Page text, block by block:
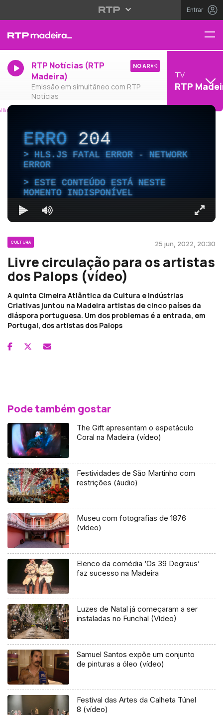
Entrar
RTP Notícias (RTP
Madeira)
Emissão em simultâneo com RTP
Notícias
NO AR
TV
RTP
ERRO204
HLS.JS FATAL ERROR - NETWORK
ERROR
ESTE CONTEÚDO ESTÁ NESTE
MOMENTO INDISPONÍVEL
CULTURA 25 jun, 2022, 20:30
Livre circulação para os artistas
dos Palops (vídeo)
A quinta Cimeira Atlântica da Cultura e Indústrias
Criativas juntou na Madeira artistas de cinco países da
diáspora portuguesa. Um dos problemas é a entrada, em
Portugal, dos artistas dos Palops
Pode também gostar
The Gift apresentam o espetáculo
Coral na Madeira (vídeo)
Festividades de São Martinho com
restrições (áudio)
Museu com fotografias de 1876
(vídeo)
Elenco da comédia ‘Os 39 Degraus’
faz sucesso na Madeira
Luzes de Natal já começaram a ser
instaladas no Funchal (Vídeo)
Samuel Santos expõe um conjunto
de pinturas a óleo (vídeo)
Festival das Artes da Calheta Túnel
8 (vídeo)